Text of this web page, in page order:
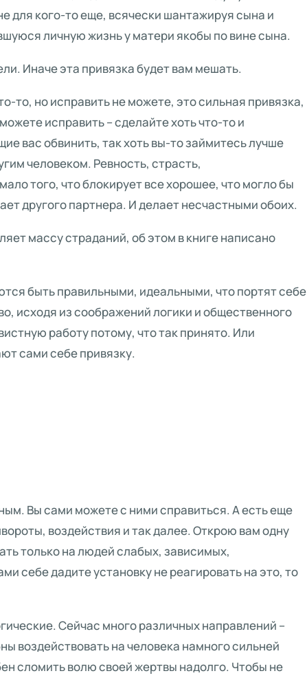
для кого-то еще, всячески шантажируя сына и
личную жизнь у матери якобы по вине сына.
Иначе эта привязка будет вам мешать.
то, но исправить не можете, это сильная привязка,
исправить – сделайте хоть что-то и
вас обвинить, так хоть вы-то займитесь лучше
человеком. Ревность, страсть,
того, что блокирует все хорошее, что могло бы
другого партнера. И делает несчастными обоих.
массу страданий, об этом в книге написано
быть правильными, идеальными, что портят себе
исходя из соображений логики и общественного
работу потому, что так принято. Или
сами себе привязку.
Вы сами можете с ними справиться. А есть еще
воздействия и так далее. Открою вам одну
только на людей слабых, зависимых,
себе дадите установку не реагировать на это, то
Сейчас много различных направлений –
воздействовать на человека намного сильней
сломить волю своей жертвы надолго. Чтобы не